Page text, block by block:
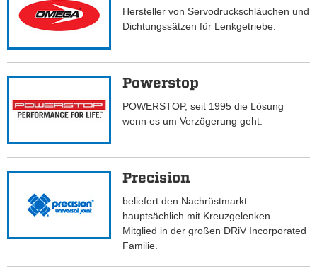
Hersteller von Servodruckschläuchen und
Dichtungssätzen für Lenkgetriebe.
Powerstop
POWERSTOP, seit 1995 die Lösung
wenn es um Verzögerung geht.
Precision
beliefert den Nachrüstmarkt
hauptsächlich mit Kreuzgelenken.
Mitglied in der großen DRiV Incorporated
Familie.